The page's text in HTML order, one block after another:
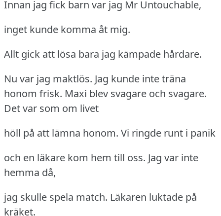
Innan jag fick barn var jag Mr Untouchable,
inget kunde komma åt mig.
Allt gick att lösa bara jag kämpade hårdare.
Nu var jag maktlös. Jag kunde inte träna
honom frisk. Maxi blev svagare och svagare.
Det var som om livet
höll på att lämna honom. Vi ringde runt i panik
och en läkare kom hem till oss. Jag var inte
hemma då,
jag skulle spela match. Läkaren luktade på
kräket.